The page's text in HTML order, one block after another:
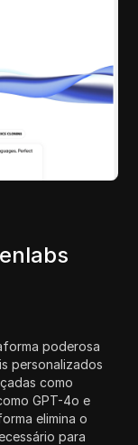
poderosa
personalizados
como
GPT-4o e
elimina o
para